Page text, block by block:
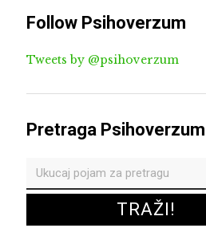
Follow Psihoverzum
Tweets by @psihoverzum
Pretraga